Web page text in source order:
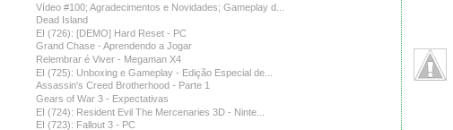
Vídeo #100; Agradecimentos e Novidades; Gameplay d...
Dead Island
EI (726): [DEMO] Hard Reset - PC
Grand Chase - Aprendendo a Jogar
Relembrar é Viver - Megaman X4
EI (725): Unboxing e Gameplay - Edição Especial de...
Assassin's Creed Brotherhood - Parte 1
Gears of War 3 - Expectativas
EI (724): Resident Evil The Mercenaries 3D - Ninte...
EI (723): Fallout 3 - PC